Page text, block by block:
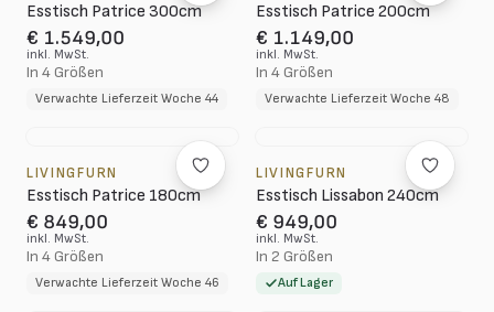
Esstisch Patrice 300cm
€ 1.549,00
inkl. MwSt.
In 4 Größen
Verwachte Lieferzeit Woche 44
Esstisch Patrice 200cm
€ 1.149,00
inkl. MwSt.
In 4 Größen
Verwachte Lieferzeit Woche 48
LIVINGFURN
Esstisch Patrice 180cm
€ 849,00
inkl. MwSt.
In 4 Größen
Verwachte Lieferzeit Woche 46
LIVINGFURN
Esstisch Lissabon 240cm
€ 949,00
inkl. MwSt.
In 2 Größen
Auf Lager